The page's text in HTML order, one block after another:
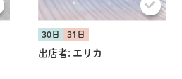
30日 31日
出店者: エリカ